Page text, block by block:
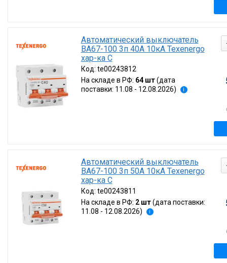
Автоматический выключатель
ВА67-100 3п 40А 10кА Texenergo
хар-ка С
Код: te00243812
На складе в РФ: 64 шт (дата
поставки: 11.08 - 12.08.2026)
i
Автоматический выключатель
ВА67-100 3п 50А 10кА Texenergo
хар-ка С
Код: te00243811
На складе в РФ: 2 шт (дата поставки:
11.08 - 12.08.2026)
i